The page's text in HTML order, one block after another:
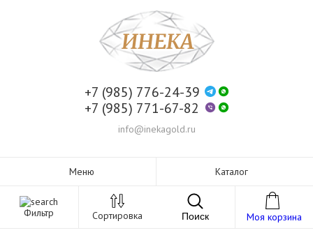
+7 (985) 776-24-39
+7 (985) 771-67-82
info@inekagold.ru
Меню Каталог
Фильтр Сортировка Поиск Моя корзина